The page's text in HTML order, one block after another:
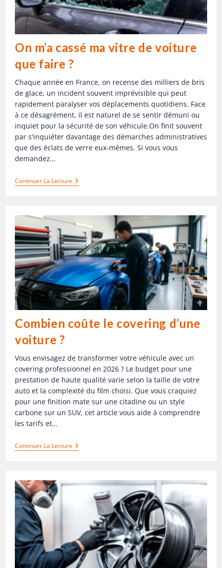
On m’a cassé ma vitre de voiture
que faire ?
Chaque année en France, on recense des milliers de bris
de glace, un incident souvent imprévisible qui peut
rapidement paralyser vos déplacements quotidiens. Face
à ce désagrément, il est naturel de se sentir démuni ou
inquiet pour la sécurité de son véhicule.On finit souvent
par s'inquiéter davantage des démarches administratives
que des éclats de verre eux-mêmes. Si vous vous
demandez…
Continuer La Lecture
Combien coûte le covering d’une
voiture ?
Vous envisagez de transformer votre véhicule avec un
covering professionnel en 2026 ? Le budget pour une
prestation de haute qualité varie selon la taille de votre
auto et la complexité du film choisi. Que vous craquiez
pour une finition mate sur une citadine ou un style
carbone sur un SUV, cet article vous aide à comprendre
les tarifs et…
Continuer La Lecture